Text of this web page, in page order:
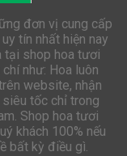
đơn vị cung cấp
tín nhất hiện nay
tại shop hoa tươi
như: Hoa luôn
website, nhận
siêu tốc chỉ trong
Shop hoa tươi
khách 100% nếu
bất kỳ điều gì.